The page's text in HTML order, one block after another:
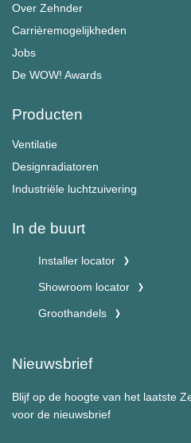
Over Zehnder
Carrièremogelijkheden
Jobs
De WOW! Awards
Producten
Ventilatie
Designradiatoren
Industriële luchtzuivering
In de buurt
Installer locator
Showroom locator
Groothandels
Nieuwsbrief
Blijf op de hoogte van het laatste
voor de nieuwsbrief